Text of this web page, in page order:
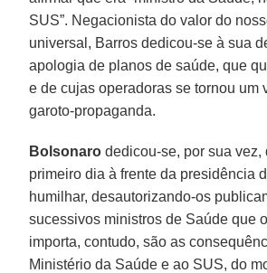
SUS”. Negacionista do valor do
universal, Barros dedicou-se à sua
apologia de planos de saúde, que
e de cujas operadoras se tornou um
garoto-propaganda.
Bolsonaro dedicou-se, por sua vez,
primeiro dia à frente da presidência
humilhar, desautorizando-os
sucessivos ministros de Saúde que
importa, contudo, são as
Ministério da Saúde e ao SUS, do